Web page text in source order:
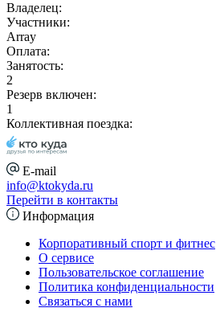
Владелец:
Участники:
Array
Оплата:
Занятость:
2
Резерв включен:
1
Коллективная поездка:
E-mail
info@ktokyda.ru
Перейти в контакты
Информация
Корпоративный спорт и фитнес
О сервисе
Пользовательское соглашение
Политика конфиденциальности
Связаться с нами